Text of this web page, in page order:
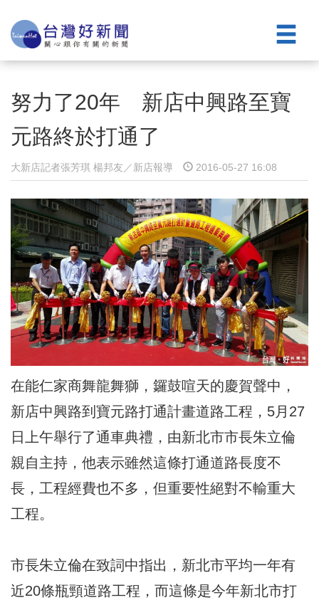
努力了20年 新店中興路至寶
元路終於打通了
大新店記者張芳琪 楊邦友／新店報導 2016-05-27 16:08
在能仁家商舞龍舞獅，鑼鼓喧天的慶賀聲中，
新店中興路到寶元路打通計畫道路工程，5月27
日上午舉行了通車典禮，由新北市市長朱立倫
親自主持，他表示雖然這條打通道路長度不
長，工程經費也不多，但重要性絕對不輸重大
工程。
市長朱立倫在致詞中指出，新北市平均一年有
近20條瓶頸道路工程，而這條是今年新北市打